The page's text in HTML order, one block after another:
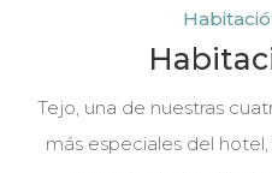
Tejo, una de nuestras
más especiales del